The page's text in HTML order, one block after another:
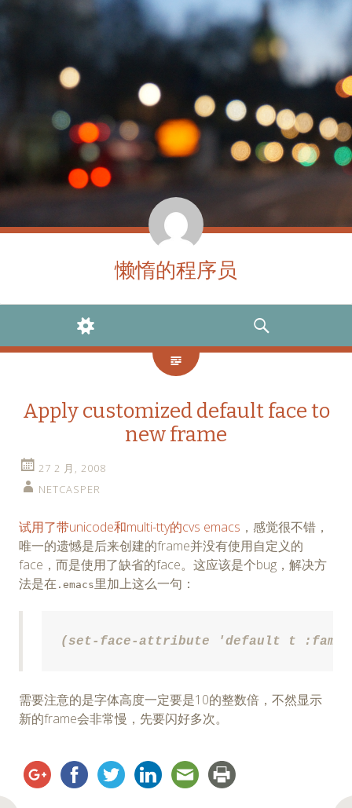
懒惰的程序员
WIDGETS
SEARCH
Apply customized default face to
new frame
27 2 月, 2008
NETCASPER
试用了带unicode和multi-tty的cvs emacs ，感觉很不错，
唯一的遗憾是后来创建的frame并没有使用自定义的
face，而是使用了缺省的face。这应该是个bug，解决方
法是在 .emacs里加上这么一句：
(set-face-attribute 'default t
需要注意的是字体高度一定要是10的整数倍，不然显示
新的frame会非常慢，先要闪好多次。